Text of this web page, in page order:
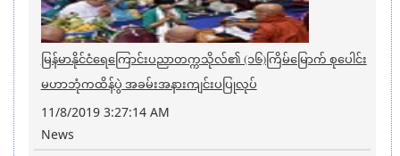
မြန်မာနိုင်ငံရေကြောင်းပညာတက္ကသိုလ်၏ (၁၆)ကြိမ်မြောက် စုပေါင်း
မဟာဘုံကထိန်ပွဲ အခမ်းအနားကျင်းပပြုလုပ်
11/8/2019 3:27:14 AM
News